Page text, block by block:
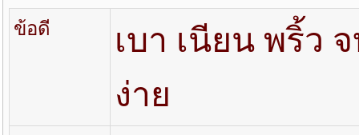
ข้อดี
เบา เนียน พริ้ว
ง่าย